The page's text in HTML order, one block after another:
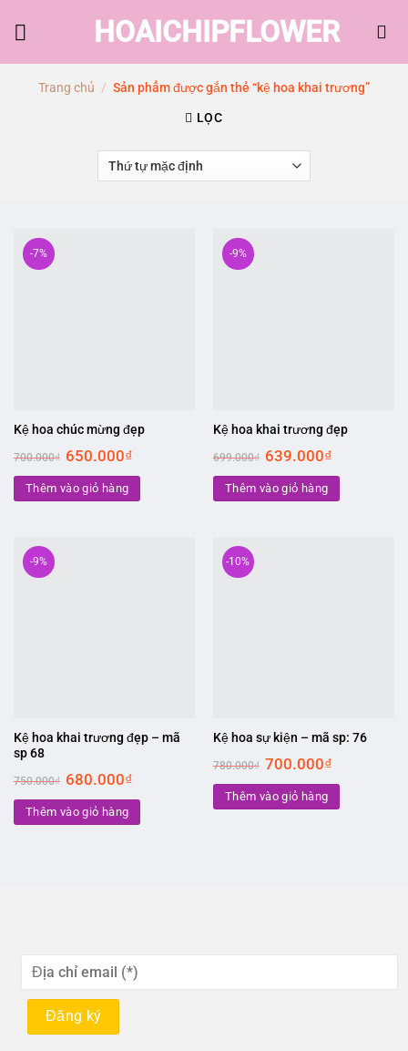
HOAICHIPFLOWER
Trang chủ / Sản phẩm được gắn thẻ “kệ hoa khai trương”
LỌC
-7%
Kệ hoa chúc mừng đẹp
700.000₫ Original
price
was:
700.000₫.
650.000₫
is:
Thêm vào giỏ hàng
-9%
Kệ hoa khai trương đẹp
699.000₫ Original
price
was:
699.000₫.
639.000₫
is:
Thêm vào giỏ hàng
-9%
Kệ hoa khai trương đẹp – mã
sp 68
750.000₫ Original
price
was:
750.000₫.
680.000₫
is:
Thêm vào giỏ hàng
-10%
Kệ hoa sự kiện – mã sp: 76
780.000₫ Original
price
was:
780.000₫.
700.000₫
is:
Thêm vào giỏ hàng